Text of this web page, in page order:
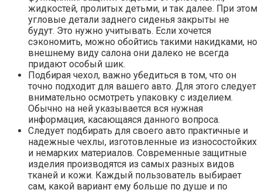
жидкостей, пролитых детьми, и так далее. При этом
угловые детали заднего сиденья закрыты не
будут. Это нужно учитывать. Если хочется
сэкономить, можно обойтись такими накидками, но
внешнему виду салона они далеко не всегда
придают особый шик.
Подбирая чехол, важно убедиться в том, что он
точно подходит для вашего авто. Для этого следует
внимательно осмотреть упаковку с изделием.
Обычно на ней указывается вся нужная
информация, касающаяся данного вопроса.
Следует подбирать для своего авто практичные и
надежные чехлы, изготовленные из износостойких
и немарких материалов. Современные защитные
изделия производятся из самых разных видов
тканей и кожи. Каждый пользователь выбирает
сам, какой вариант ему больше по душе и по